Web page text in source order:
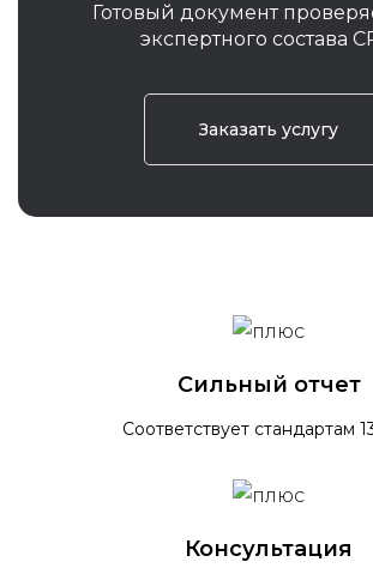
Готовый документ
экспертного состава
Заказать услугу
Сильный отчет
Соответствует стандартам
Консультация